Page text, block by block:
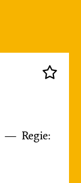
Regie: